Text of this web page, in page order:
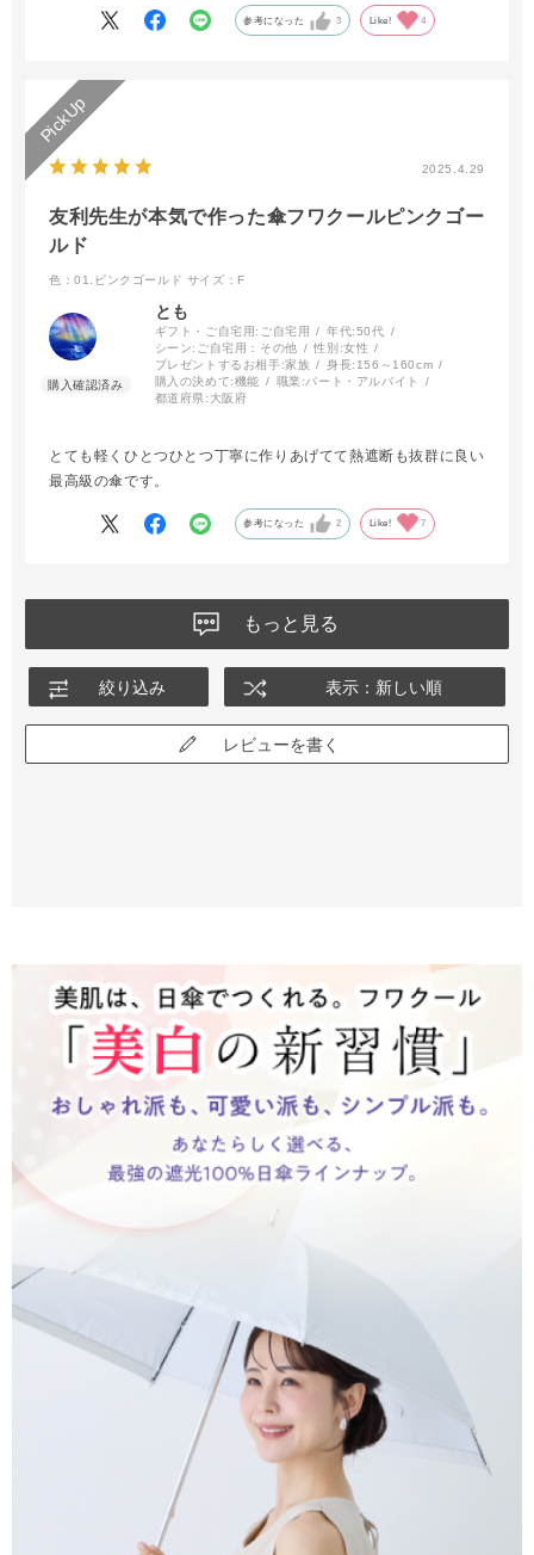
チリな上に絶対に忘れない収納袋もついています。袋はスナップ
ある購入時の日傘の臭いも全くありませんので、受け取って直ぐ
に使うことが出来ました。
たたんで収納するのに少し時間がかかります。素材がしっかりし
ているからか、さっと丸めてたたむのが少々難しいですが、許容
参考になった 3 Like! 4
2025.4.29
友利先生が本気で作った傘フワクールピンクゴー
ルド
色：01.ピンクゴールド サイズ：F
とも
ギフト・ご自宅用: ご自宅用 年代:50代
シーン: ご自宅用：その他 性別:女性
プレゼントするお相手:家族 身長: 156～160cm
購入の決めて:機能 職業:パート・アルバイト
都道府県: 大阪府
とても軽くひとつひとつ丁寧に作りあげてて熱遮断も抜群に良い
最高級の傘です。
参考になった 2 Like! 7
もっと見る
絞り込み 表示：新しい順
レビューを書く